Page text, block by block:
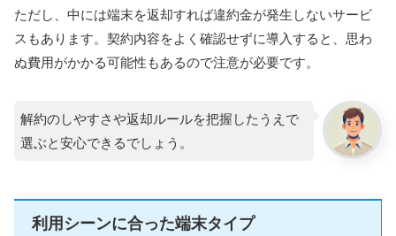
ただし、中には端末を返却すれば違約金が発生しないサービ
スもあります。契約内容をよく確認せずに導入すると、思わ
ぬ費用がかかる可能性もあるので注意が必要です。
解約のしやすさや返却ルールを把握したうえで
選ぶと安心できるでしょう。
利用シーンに合った端末タイプ